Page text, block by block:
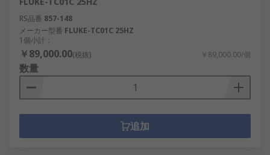
RS品番 857-148
メーカー型番 FLUKE-TC01C 25HZ
1個小計：
￥89,000.00(税抜) ￥89,000.00/個
数量
追加